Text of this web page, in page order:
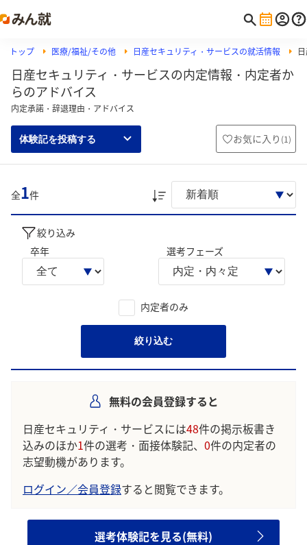
トップ 医療/福祉/その他 日産セキュリティ・サービスの就活情報
日産セキュリティ・サービスの内定情報・内定者か
らのアドバイス
内定承諾・辞退理由・アドバイス
体験記を投稿する お気に入り (1)
全1件
絞り込み
卒年
選考フェーズ
内定者のみ
絞り込む
無料の会員登録すると
日産セキュリティ・サービスには48件の掲示板書き
込みのほか1件の選考・面接体験記、 0件の内定者の
志望動機があります。
ログイン／会員登録すると閲覧できます。
選考体験記を見る(無料)